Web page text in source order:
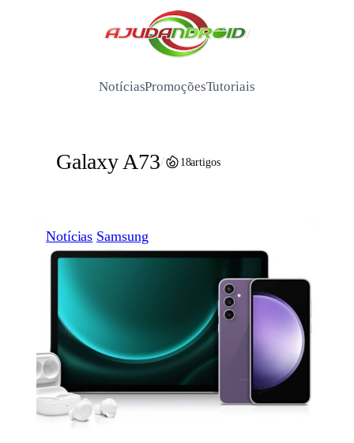
/
NotíciasPromoçõesTutoriais
Galaxy A73/ 18artigos
Notícias Samsung